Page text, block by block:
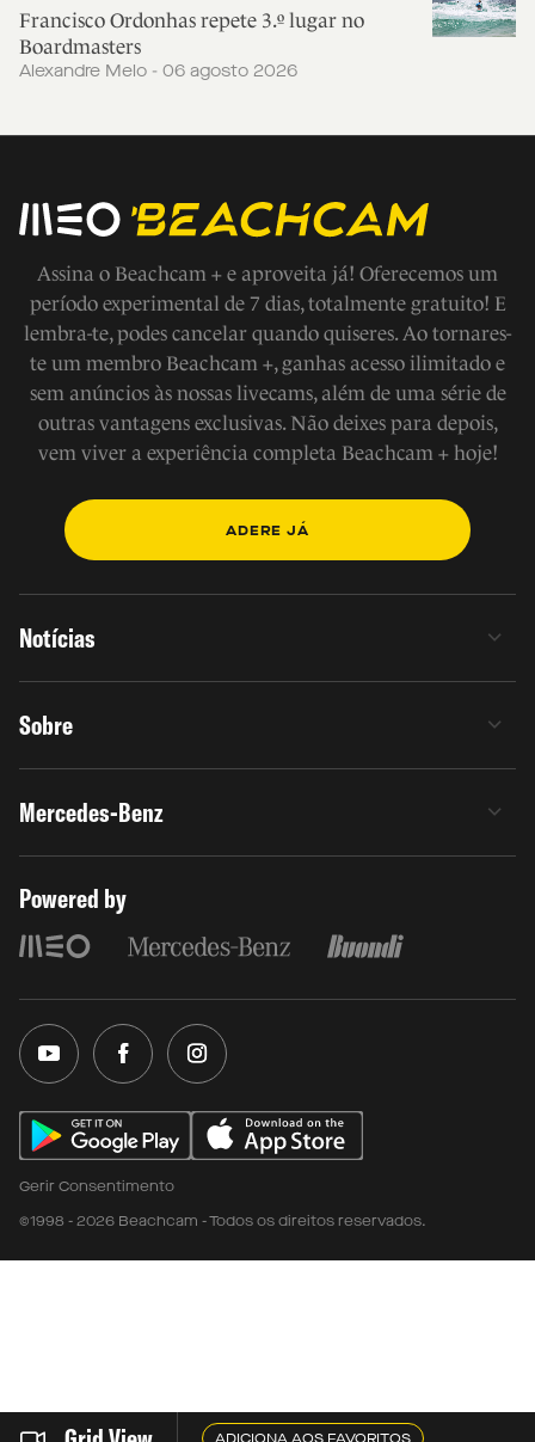
Francisco Ordonhas repete 3.º lugar no
Boardmasters
Alexandre Melo - 06 agosto 2026
Assina o Beachcam + e aproveita já! Oferecemos um
período experimental de 7 dias, totalmente gratuito! E
lembra-te, podes cancelar quando quiseres. Ao tornares-
te um membro Beachcam +, ganhas acesso ilimitado e
sem anúncios às nossas livecams, além de uma série de
outras vantagens exclusivas. Não deixes para depois,
vem viver a experiência completa Beachcam + hoje!
ADERE JÁ
Notícias
Sobre
Mercedes-Benz
Powered by
Gerir Consentimento
©1998 - 2026 Beachcam - Todos os direitos reservados.